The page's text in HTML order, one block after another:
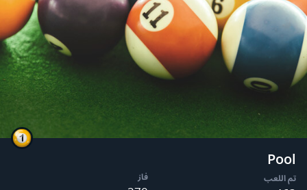
Pool
تم اللعب فاز